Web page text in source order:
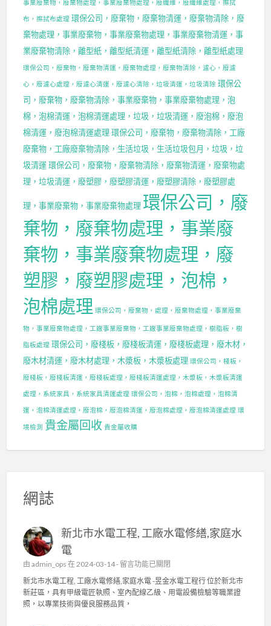
事業廢棄物，廢棄物處理，事業廢棄物處理，廢纖維，廢纖維處理，擦拭
布，擦拭布處理 環保公司，廢棄物，廢棄物清運，廢棄物清除，廢
棄物處理，事業廢棄物，事業廢棄物處理，事業廢棄物清運，事
業廢棄物清除，離型紙，離型紙清運，離型紙清除，離型紙處理
環保公司，廢棄物，廢棄物清運，廢棄物處理，廢棄物清除，濾心，廢濾
心，廢濾心處理，廢濾心清運，廢濾心清除，垃圾清運，垃圾清除 環保公
司，廢棄物，廢棄物清除，事業廢棄物，事業廢棄物處理，泡
棉，泡棉清運，泡棉清運處理，垃圾，垃圾清運，廢泡棉，廢泡
棉清運，廢泡棉清運處理 環保公司，廢棄物，廢棄物清除，工廠
廢棄物，工廠廢棄物清除，生活垃圾，生活垃圾包月，垃圾，垃
圾清運 環保公司，廢棄物，廢棄物清除，廢棄物清運，廢棄物處
理，垃圾清運，廢塑膠，廢塑膠清運，廢塑膠清除，廢塑膠處
理，事業廢棄物，事業廢棄物處理 環保公司，廢
棄物，廢棄物處理，事業廢
棄物，事業廢棄物處理，廢
塑膠，廢塑膠處理，泡棉，
泡棉處理 環保公司，廢棄物，處理，廢棄物處理，事業廢棄
物，事業廢棄物處理，工廠事業廢棄物，工廠事業廢棄物處理，樹脂板，樹
脂板處理 環保公司，廢棧板，廢棧板清運，廢棧板處理，廢木材，
廢木材清運，廢木材處理，木漿板，木漿板處理 環保公司，棧板，
廢棧板，廢棧板清運，廢棧板處理，廢棧板清運處理，木漿板，木漿板清運
處理，系統家具，系統家具清運處理 環保公司，泡棉，泡棉處理，泡棉清
運，泡棉清運處理，廢泡棉，廢泡棉清運，廢泡棉處理，廢泡棉清運處理 環
境檢測 貴金屬回收 貴金屬收購
網誌
新北市水電工程, 工廠水電修繕,家庭水
電
由 admin_ops 在 2024-03-14 - 在
〈
新
北
市
留言功能已關閉
新北市水電工程, 工廠水電修繕,家庭水電 -昱金水電工程行 位於新北市
新莊區，具有甲級電匠執照、室內配線乙級、用電設備檢驗等職業證
照，以專業技術與優良服務品質，